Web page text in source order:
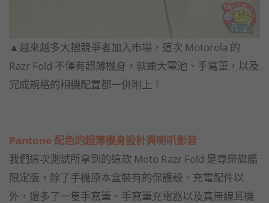
▲越來越多大摺競爭者加入市場，這次 Motorola 的
Razr Fold 不僅有超薄機身，就連大電池、手寫筆，以及
完成規格的相機配置都一併附上！
Pantone 配色的超薄機身設計與喇叭影音
我們這次測試所拿到的這款 Moto Razr Fold 是尊榮旗艦
限定版，除了手機原本盒裝有的保護殼、充電配件以
外，還多了一隻手寫筆、手寫筆充電器以及真無線耳機